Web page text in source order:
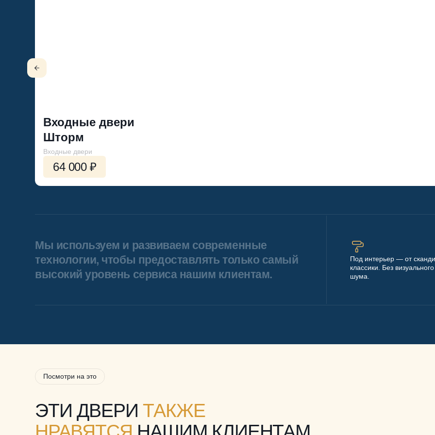
Входные двери
Шторм
Входные двери
64 000 ₽
Мы используем и развиваем современные
технологии, чтобы предоставлять только самый
высокий уровень сервиса нашим клиентам.
Под интерьер — от
классики. Без визуального
шума.
Посмотри на это
ЭТИ ДВЕРИ ТАКЖЕ